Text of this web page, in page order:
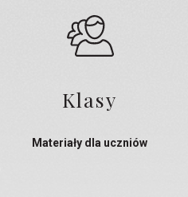
Klasy
Materiały dla uczniów